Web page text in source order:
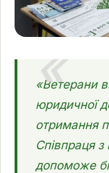
«Ветерани
юридичної
отримання
Співпраця
допоможе